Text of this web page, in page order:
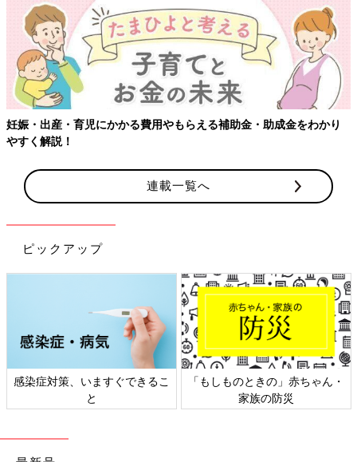
助金・助成金をわかり
【ワクチン接種できるものも】妊婦の感
連載一覧へ
ピックアップ
しものときの」赤ちゃん・
家族の防災
日本外来小児科学会リーフレッ
ト検討会
六